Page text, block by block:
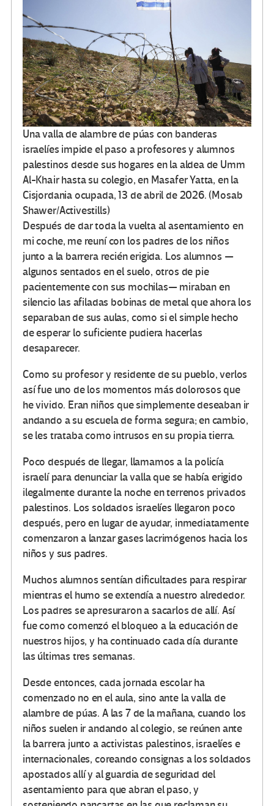
Una valla de alambre de púas con banderas
israelíes impide el paso a profesores y alumnos
palestinos desde sus hogares en la aldea de Umm
Al-Khair hasta su colegio, en Masafer Yatta, en la
Cisjordania ocupada, 13 de abril de 2026. (Mosab
Shawer/Activestills)
Después de dar toda la vuelta al asentamiento en
mi coche, me reuní con los padres de los niños
junto a la barrera recién erigida. Los alumnos —
algunos sentados en el suelo, otros de pie
pacientemente con sus mochilas— miraban en
silencio las afiladas bobinas de metal que ahora los
separaban de sus aulas, como si el simple hecho
de esperar lo suficiente pudiera hacerlas
desaparecer.
Como su profesor y residente de su pueblo, verlos
así fue uno de los momentos más dolorosos que
he vivido. Eran niños que simplemente deseaban ir
andando a su escuela de forma segura; en cambio,
se les trataba como intrusos en su propia tierra.
Poco después de llegar, llamamos a la policía
israelí para denunciar la valla que se había erigido
ilegalmente durante la noche en terrenos privados
palestinos. Los soldados israelíes llegaron poco
después, pero en lugar de ayudar, inmediatamente
comenzaron a lanzar gases lacrimógenos hacia los
niños y sus padres.
Muchos alumnos sentían dificultades para respirar
mientras el humo se extendía a nuestro alrededor.
Los padres se apresuraron a sacarlos de allí. Así
fue como comenzó el bloqueo a la educación de
nuestros hijos, y ha continuado cada día durante
las últimas tres semanas.
Desde entonces, cada jornada escolar ha
comenzado no en el aula, sino ante la valla de
alambre de púas. A las 7 de la mañana, cuando los
niños suelen ir andando al colegio, se reúnen ante
la barrera junto a activistas palestinos, israelíes e
internacionales, coreando consignas a los soldados
apostados allí y al guardia de seguridad del
asentamiento para que abran el paso, y